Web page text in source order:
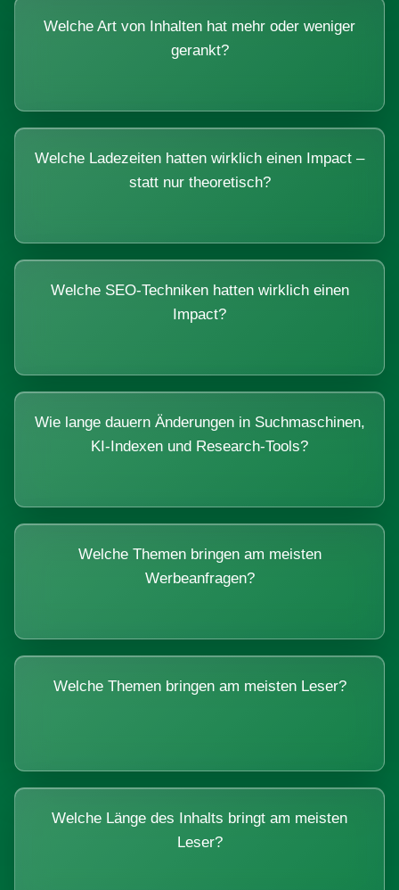
Welche Art von Inhalten hat mehr oder weniger
gerankt?
Welche Ladezeiten hatten wirklich einen Impact –
statt nur theoretisch?
Welche SEO-Techniken hatten wirklich einen
Impact?
Wie lange dauern Änderungen in Suchmaschinen,
KI-Indexen und Research-Tools?
Welche Themen bringen am meisten
Werbeanfragen?
Welche Themen bringen am meisten Leser?
Welche Länge des Inhalts bringt am meisten
Leser?